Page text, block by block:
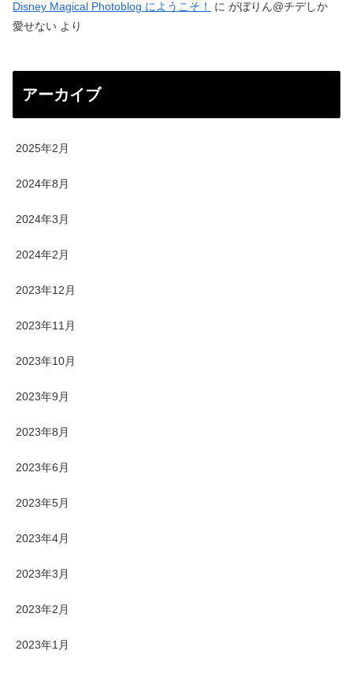
Disney Magical Photoblog にようこそ！ に がぼりん@チデしか
愛せない より
アーカイブ
2025年2月
2024年8月
2024年3月
2024年2月
2023年12月
2023年11月
2023年10月
2023年9月
2023年8月
2023年6月
2023年5月
2023年4月
2023年3月
2023年2月
2023年1月